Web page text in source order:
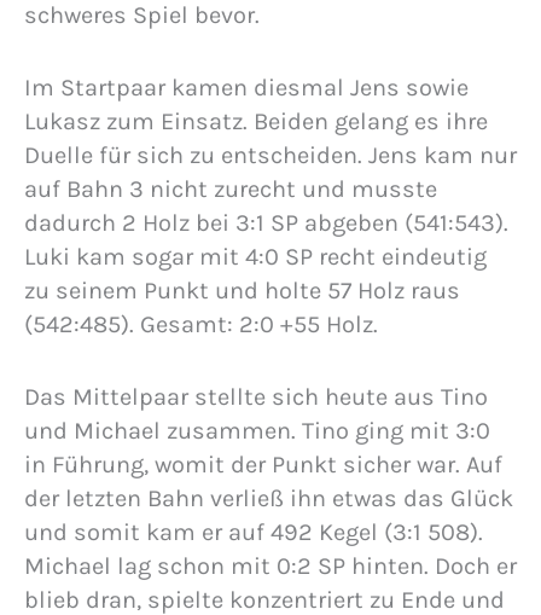
schweres Spiel bevor.
Im Startpaar kamen diesmal Jens sowie
Lukasz zum Einsatz. Beiden gelang es ihre
Duelle für sich zu entscheiden. Jens kam nur
auf Bahn 3 nicht zurecht und musste
dadurch 2 Holz bei 3:1 SP abgeben (541:543).
Luki kam sogar mit 4:0 SP recht eindeutig
zu seinem Punkt und holte 57 Holz raus
(542:485). Gesamt: 2:0 +55 Holz.
Das Mittelpaar stellte sich heute aus Tino
und Michael zusammen. Tino ging mit 3:0
in Führung, womit der Punkt sicher war. Auf
der letzten Bahn verließ ihn etwas das Glück
und somit kam er auf 492 Kegel (3:1 508).
Michael lag schon mit 0:2 SP hinten. Doch er
blieb dran, spielte konzentriert zu Ende und